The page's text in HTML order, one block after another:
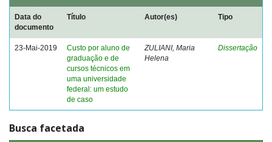
Data do
documento
Título Autor(es) Tipo
23-Mai-2019
Custo por aluno de
graduação e de
cursos técnicos em
uma universidade
federal: um estudo
de caso
ZULIANI, Maria
Helena
Dissertação
Busca facetada